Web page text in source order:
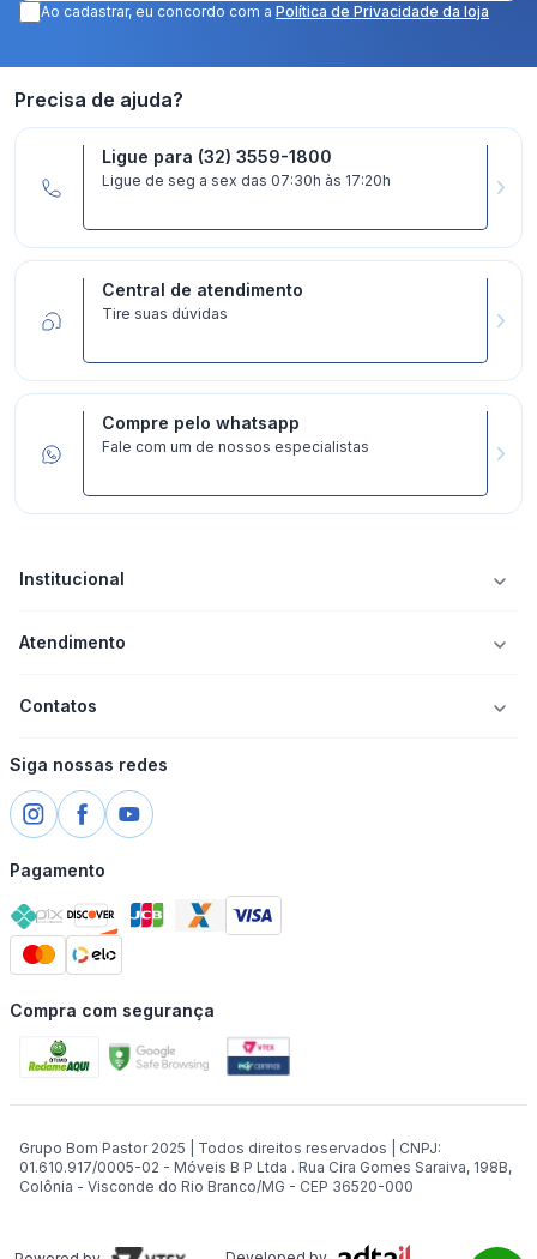
Ao cadastrar, eu concordo com a Política de Privacidade da loja
Precisa de ajuda?
Ligue para (32) 3559-1800
Ligue de seg a sex das 07:30h às 17:20h
Central de atendimento
Tire suas dúvidas
Compre pelo whatsapp
Fale com um de nossos especialistas
Institucional
Atendimento
Contatos
Siga nossas redes
Pagamento
Compra com segurança
Grupo Bom Pastor 2025 | Todos direitos reservados | CNPJ:
01.610.917/0005-02 - Móveis B P Ltda . Rua Cira Gomes Saraiva, 198B,
Colônia - Visconde do Rio Branco/MG - CEP 36520-000